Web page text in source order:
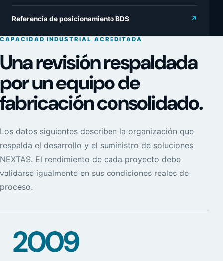
Referencia de posicionamiento BDS ↗
CAPACIDAD INDUSTRIAL ACREDITADA
Una revisión respaldada
por un equipo de
fabricación consolidado.
Los datos siguientes describen la organización que
respalda el desarrollo y el suministro de soluciones
NEXTAS. El rendimiento de cada proyecto debe
validarse igualmente en sus condiciones reales de
proceso.
2009